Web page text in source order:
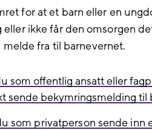
for at et barn eller en
eller ikke får den omsorgen
melde fra til barnevernet.
som offentlig ansatt eller
sende bekymringsmelding til
som privatperson sende inn